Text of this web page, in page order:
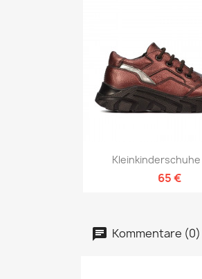

Kleinkinderschuhe
65 €
Kommentare (0)